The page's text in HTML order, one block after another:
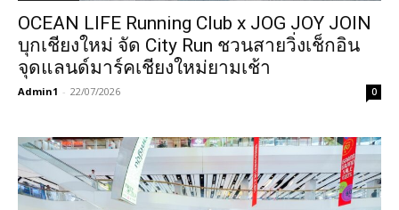
OCEAN LIFE Running Club x JOG JOY JOIN
บุกเชียงใหม่ จัด City Run ชวนสายวิ่งเช็กอิน
จุดแลนด์มาร์คเชียงใหม่ยามเช้า
Admin1 - 22/07/2026 0